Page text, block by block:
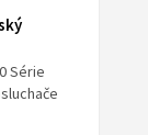
Série